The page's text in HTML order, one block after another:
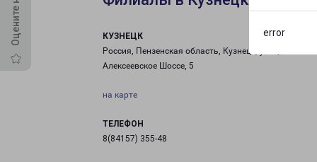
error
КУЗНЕЦК
Россия, Пензенская область, Кузнецк, улица
Алексеевское Шоссе, 5
на карте
ТЕЛЕФОН
8(84157) 355-48